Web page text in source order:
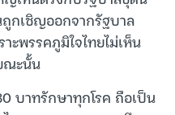
กเชิญออกจากรัฐบาล
ะพรรคภูมิใจไทยไม่เห็น
ณะนั้น
บาทรักษาทุกโรค ถือเป็น